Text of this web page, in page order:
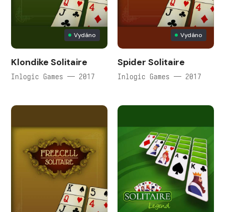
Vydáno
Klondike Solitaire
Inlogic Games — 2017
Vydáno
Spider Solitaire
Inlogic Games — 2017